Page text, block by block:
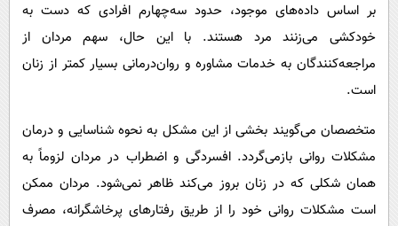
بر اساس داده‌های موجود، حدود سه‌چهارم افرادی که دست به
خودکشی می‌زنند مرد هستند. با این حال، سهم مردان از
مراجعه‌کنندگان به خدمات مشاوره و روان‌درمانی بسیار کمتر از زنان
است.
متخصصان می‌گویند بخشی از این مشکل به نحوه شناسایی و درمان
مشکلات روانی بازمی‌گردد. افسردگی و اضطراب در مردان لزوماً به
همان شکلی که در زنان بروز می‌کند ظاهر نمی‌شود. مردان ممکن
است مشکلات روانی خود را از طریق رفتارهای پرخاشگرانه، مصرف